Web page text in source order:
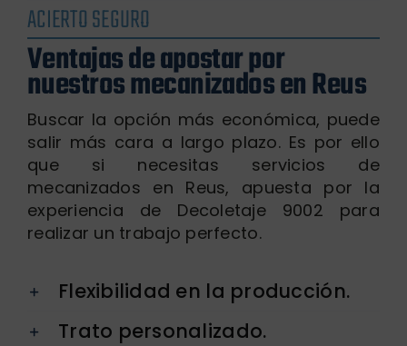
ACIERTO SEGURO
Ventajas de apostar por
nuestros mecanizados en Reus
Buscar la opción más económica, puede
salir más cara a largo plazo. Es por ello
que si necesitas servicios de
mecanizados en Reus, apuesta por la
experiencia de Decoletaje 9002 para
realizar un trabajo perfecto.
Flexibilidad en la producción.
Trato personalizado.